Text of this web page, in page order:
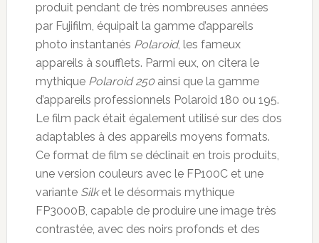
produit pendant de très nombreuses années
par Fujifilm, équipait la gamme d’appareils
photo instantanés Polaroid, les fameux
appareils à soufflets. Parmi eux, on citera le
mythique Polaroid 250ainsi que la gamme
d’appareils professionnels Polaroid 180 ou 195.
Le film pack était également utilisé sur des dos
adaptables à des appareils moyens formats.
Ce format de film se déclinait en trois produits,
une version couleurs avec le FP100C et une
variante Silket le désormais mythique
FP3000B, capable de produire une image très
contrastée, avec des noirs profonds et des